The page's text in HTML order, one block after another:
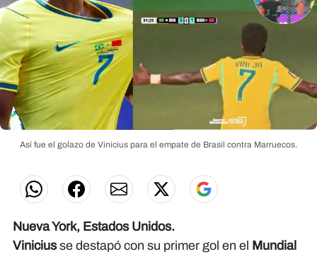
Así fue el golazo de Vinicius para el empate de Brasil contra Marruecos.
Nueva York, Estados Unidos.
Viniciusse destapó con su primer gol en el
Mundial